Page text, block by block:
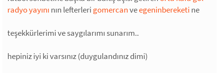
radyo yayını nın lefterleri gomercanveegeninbereketi ne
teşekkürlerimi ve saygılarımı sunarım..
hepiniz iyi ki varsınız (duygulandınız dimi)